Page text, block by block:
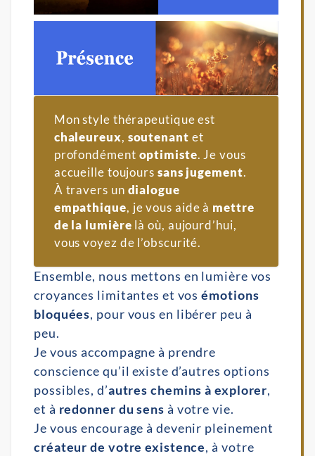
Mon style thérapeutique est
chaleureux, soutenant et
profondément optimiste. Je vous
accueille toujours sans jugement.
À travers un dialogue
empathique, je vous aide à mettre
de la lumière là où, aujourd’hui,
vous voyez de l’obscurité.
Ensemble, nous mettons en lumière vos
croyances limitantes et vosémotions
bloquées, pour vous en libérer peu à
peu.
Je vous accompagne à prendre
conscience qu’il existe d’autres options
possibles, d’autres chemins à explorer,
et à redonner du sens à votre vie.
Je vous encourage à devenir pleinement
créateur de votre existence, à votre